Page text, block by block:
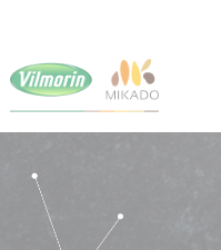
main
content